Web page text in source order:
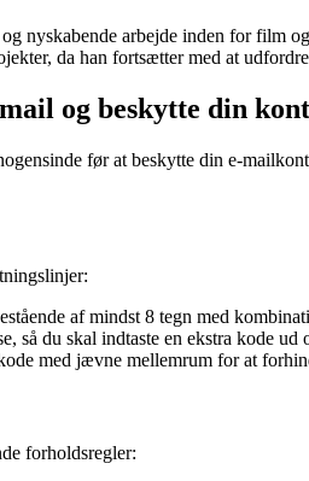
nyskabende arbejde inden for film
da han fortsætter med at
og beskytte din
før at beskytte din e-
af mindst 8 tegn med
så du skal indtaste en ekstra kode
med jævne mellemrum for at
forholdsregler: